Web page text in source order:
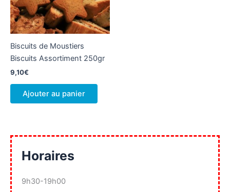
Biscuits de Moustiers
Biscuits Assortiment 250gr
9,10€
Ajouter au panier
Horaires
9h30-19h00